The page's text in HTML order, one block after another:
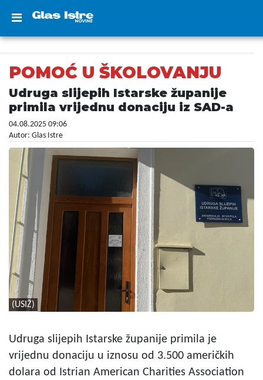
POMOĆ U ŠKOLOVANJU
Udruga slijepih Istarske županije
primila vrijednu donaciju iz SAD-a
04.08.2025 09:06
Autor: Glas Istre
(USIŽ)
Udruga slijepih Istarske županije primila je
vrijednu donaciju u iznosu od 3.500 američkih
dolara od Istrian American Charities Association